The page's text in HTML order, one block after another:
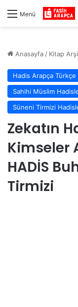
Menü
Anasayfa / Kitap
Hadis Arapça Türkçe
Sahihi Müslim
Süneni Tirmizi
Zekatın
Kimseler
HADİS
Tirmizi